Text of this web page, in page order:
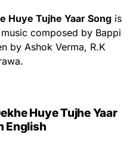
Huye Tujhe Yaar Song is
composed by Bappi
by Ashok Verma, R.K
Huye Tujhe Yaar
English